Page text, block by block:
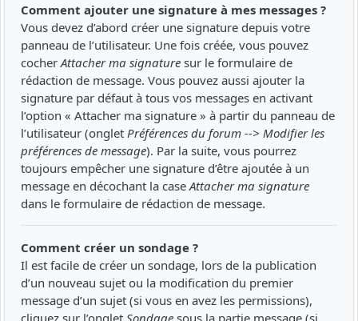
Comment ajouter une signature à mes messages ?
Vous devez d’abord créer une signature depuis votre
panneau de l’utilisateur. Une fois créée, vous pouvez
cocher Attacher ma signature sur le formulaire de
rédaction de message. Vous pouvez aussi ajouter la
signature par défaut à tous vos messages en activant
l’option « Attacher ma signature » à partir du panneau de
l’utilisateur (onglet Préférences du forum --> Modifier les
préférences de message). Par la suite, vous pourrez
toujours empêcher une signature d’être ajoutée à un
message en décochant la case Attacher ma signature
dans le formulaire de rédaction de message.
Comment créer un sondage ?
Il est facile de créer un sondage, lors de la publication
d’un nouveau sujet ou la modification du premier
message d’un sujet (si vous en avez les permissions),
cliquez sur l’onglet Sondage sous la partie message (si